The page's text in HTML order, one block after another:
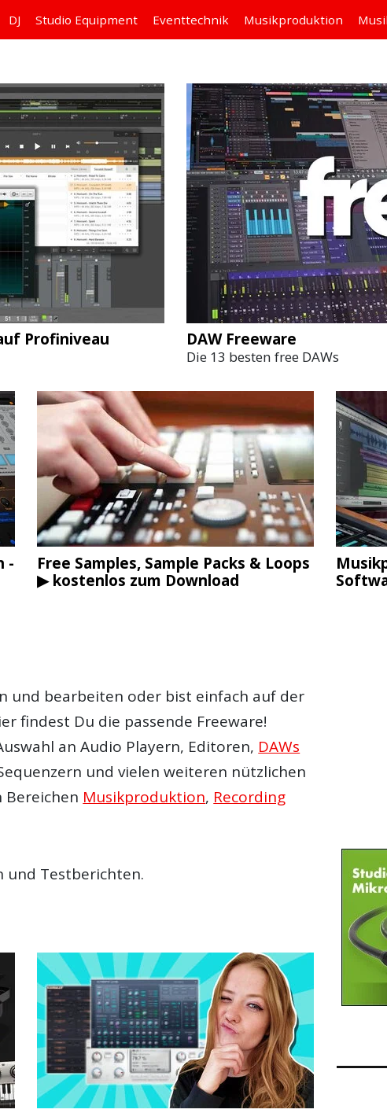
DJ Studio Equipment Eventtechnik Musikproduktion
Profiniveau DAW Freeware
Die 13 besten free DAWs
-
Free Samples, Sample Packs & Loops
▶ kostenlos zum Download
und bearbeiten oder bist einfach auf der
findest Du die passende Freeware!
an Audio Playern, Editoren, DAWs
und vielen weiteren nützlichen
Bereichen Musikproduktion, Recording
und Testberichten.